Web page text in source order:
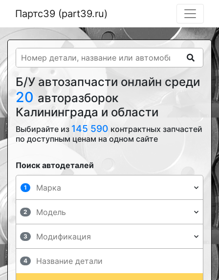
Партс39 (part39.ru)
Б/У автозапчасти онлайн среди
20 авторазборок
Калининграда и области
Выбирайте из 145 590 контрактных запчастей
по доступным ценам на одном сайте
Поиск автодеталей
1
2
3
4